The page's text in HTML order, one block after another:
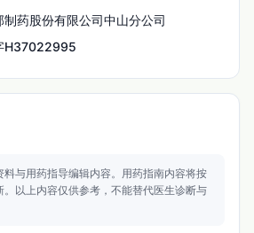
制药股份有限公司中山分公司
H37022995
与用药指导编辑内容。 用药指南内容将按
以上内容仅供参考，不能替代医生诊断与